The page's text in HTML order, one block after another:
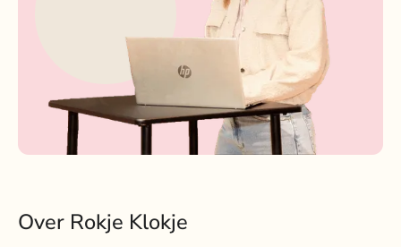
Over Rokje Klokje